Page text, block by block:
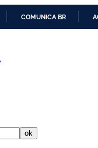
COMUNICA BR